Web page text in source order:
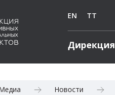
EN TT
Дирекция
Новости